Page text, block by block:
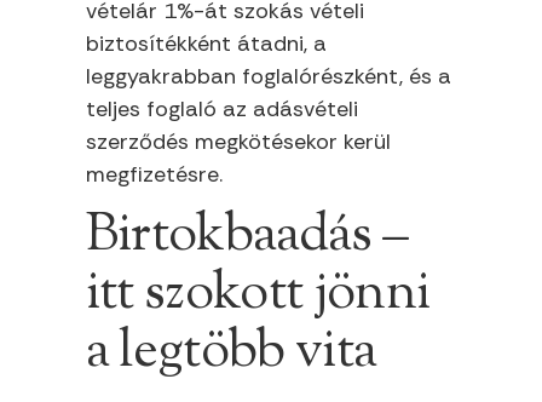
vételár 1%-át szokás vételi
biztosítékként átadni, a
leggyakrabban foglalórészként, és a
teljes foglaló az adásvételi
szerződés megkötésekor kerül
megfizetésre.
Birtokbaadás –
itt szokott jönni
a legtöbb vita